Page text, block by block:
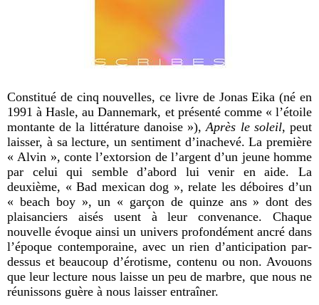
Constitué de cinq nouvelles, ce livre de Jonas Eika (né en
1991 à Hasle, au Dannemark, et présenté comme « l’étoile
montante de la littérature danoise »),Après le soleil, peut
laisser, à sa lecture, un sentiment d’inachevé. La première
« Alvin », conte l’extorsion de l’argent d’un jeune homme
par celui qui semble d’abord lui venir en aide. La
deuxième, « Bad mexican dog », relate les déboires d’un
« beach boy », un « garçon de quinze ans » dont des
plaisanciers aisés usent à leur convenance. Chaque
nouvelle évoque ainsi un univers profondément ancré dans
l’époque contemporaine, avec un rien d’anticipation par-
dessus et beaucoup d’érotisme, contenu ou non. Avouons
que leur lecture nous laisse un peu de marbre, que nous ne
réunissons guère à nous laisser entraîner.